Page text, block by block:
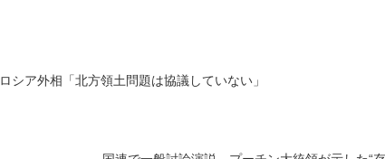
ロシア外相「北方領土問題は協議していない」